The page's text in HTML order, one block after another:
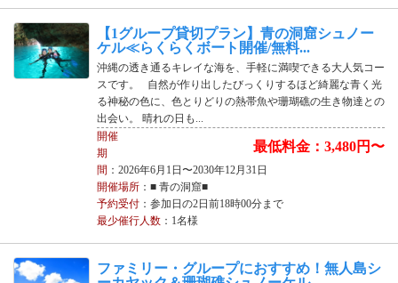
【1グループ貸切プラン】青の洞窟シュノー
ケル≪らくらくボート開催/無料...
沖縄の透き通るキレイな海を、手軽に満喫できる大人気コー
スです。 自然が作り出したびっくりするほど綺麗な青く光
る神秘の色に、色とりどりの熱帯魚や珊瑚礁の生き物達との
出会い。 晴れの日も...
最低料金：3,480円〜
開催
期
間 ：2026年6月1日〜2030年12月31日
開催場所：■ 青の洞窟■
予約受付：参加日の2日前18時00分まで
最少催行人数：1名様
ファミリー・グループにおすすめ！無人島シ